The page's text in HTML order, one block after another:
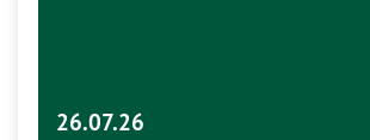
26.07.26